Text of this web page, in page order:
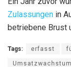
Zulassungen in
betriebene Brust
Tags: erfasst
Umsatzwachstum